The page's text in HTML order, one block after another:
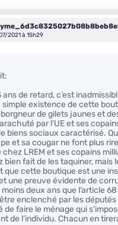
2021 à 15h29
ans de retard, c’est
simple existence de cette
de gilets jaunes et
par l’UE et ses
biens sociaux caractérisé.
et sa cougar ne font plus
LREM et ses copains
bien fait de les taquiner, mais
que cette boutique est une
une preuve évidente de
moins deux ans que l’article
enclenché par les
de faire le ménage qui
de l’individu. Chacun en